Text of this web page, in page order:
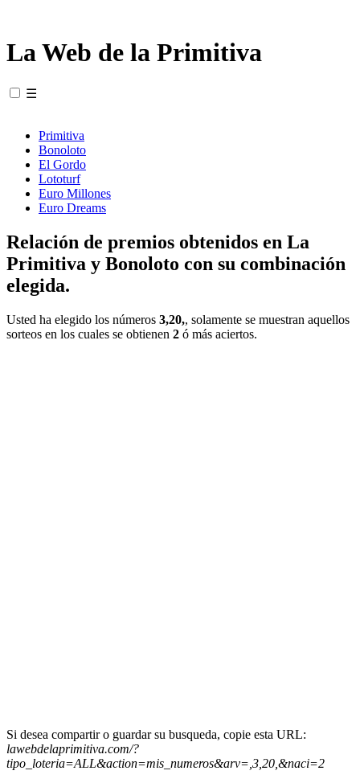
La Web de la Primitiva
☰
Primitiva
Bonoloto
El Gordo
Lototurf
Euro Millones
Euro Dreams
Relación de premios obtenidos en La
Primitiva y Bonoloto con su combinación
elegida.
Usted ha elegido los números 3,20,, solamente se muestran aquellos
sorteos en los cuales se obtienen 2 ó más aciertos.
Si desea compartir o guardar su busqueda, copie esta URL:
lawebdelaprimitiva.com/?
tipo_loteria=ALL&action=mis_numeros&arv=,3,20,&naci=2